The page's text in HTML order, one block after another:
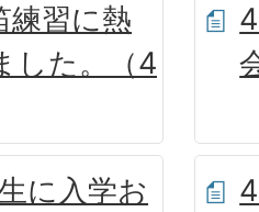
練習に熱
した。（4
に入学お